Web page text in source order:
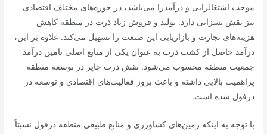
موجب اشتغالزایی و درآمدزا می‌باشد، در حوزه‌های مختلف اقتصادی
نیز نقش بسزایی دارد. تولید و فروش زیاد ذرت در منطقه کاهش
هزینه‌های تجارت و بازاریابی این صنعت را تسهیل می‌کند. علاوه بر این،
درآمد حاصل از کشت ذرت به عنوان یکی از منابع اصلی تامین درآمد
جمعیت منطقه محسوب می‌شود. نقش ذرت چاپر در توسعه منطقه
پراهمیت بالایی داشته و باعث بروز فعالیت‌های اقتصادی و توسعه در
دزفول شده است.
با توجه به اینکه زمین‌های کشاورزی و منابع طبیعی منطقه دزفول نسبتاً